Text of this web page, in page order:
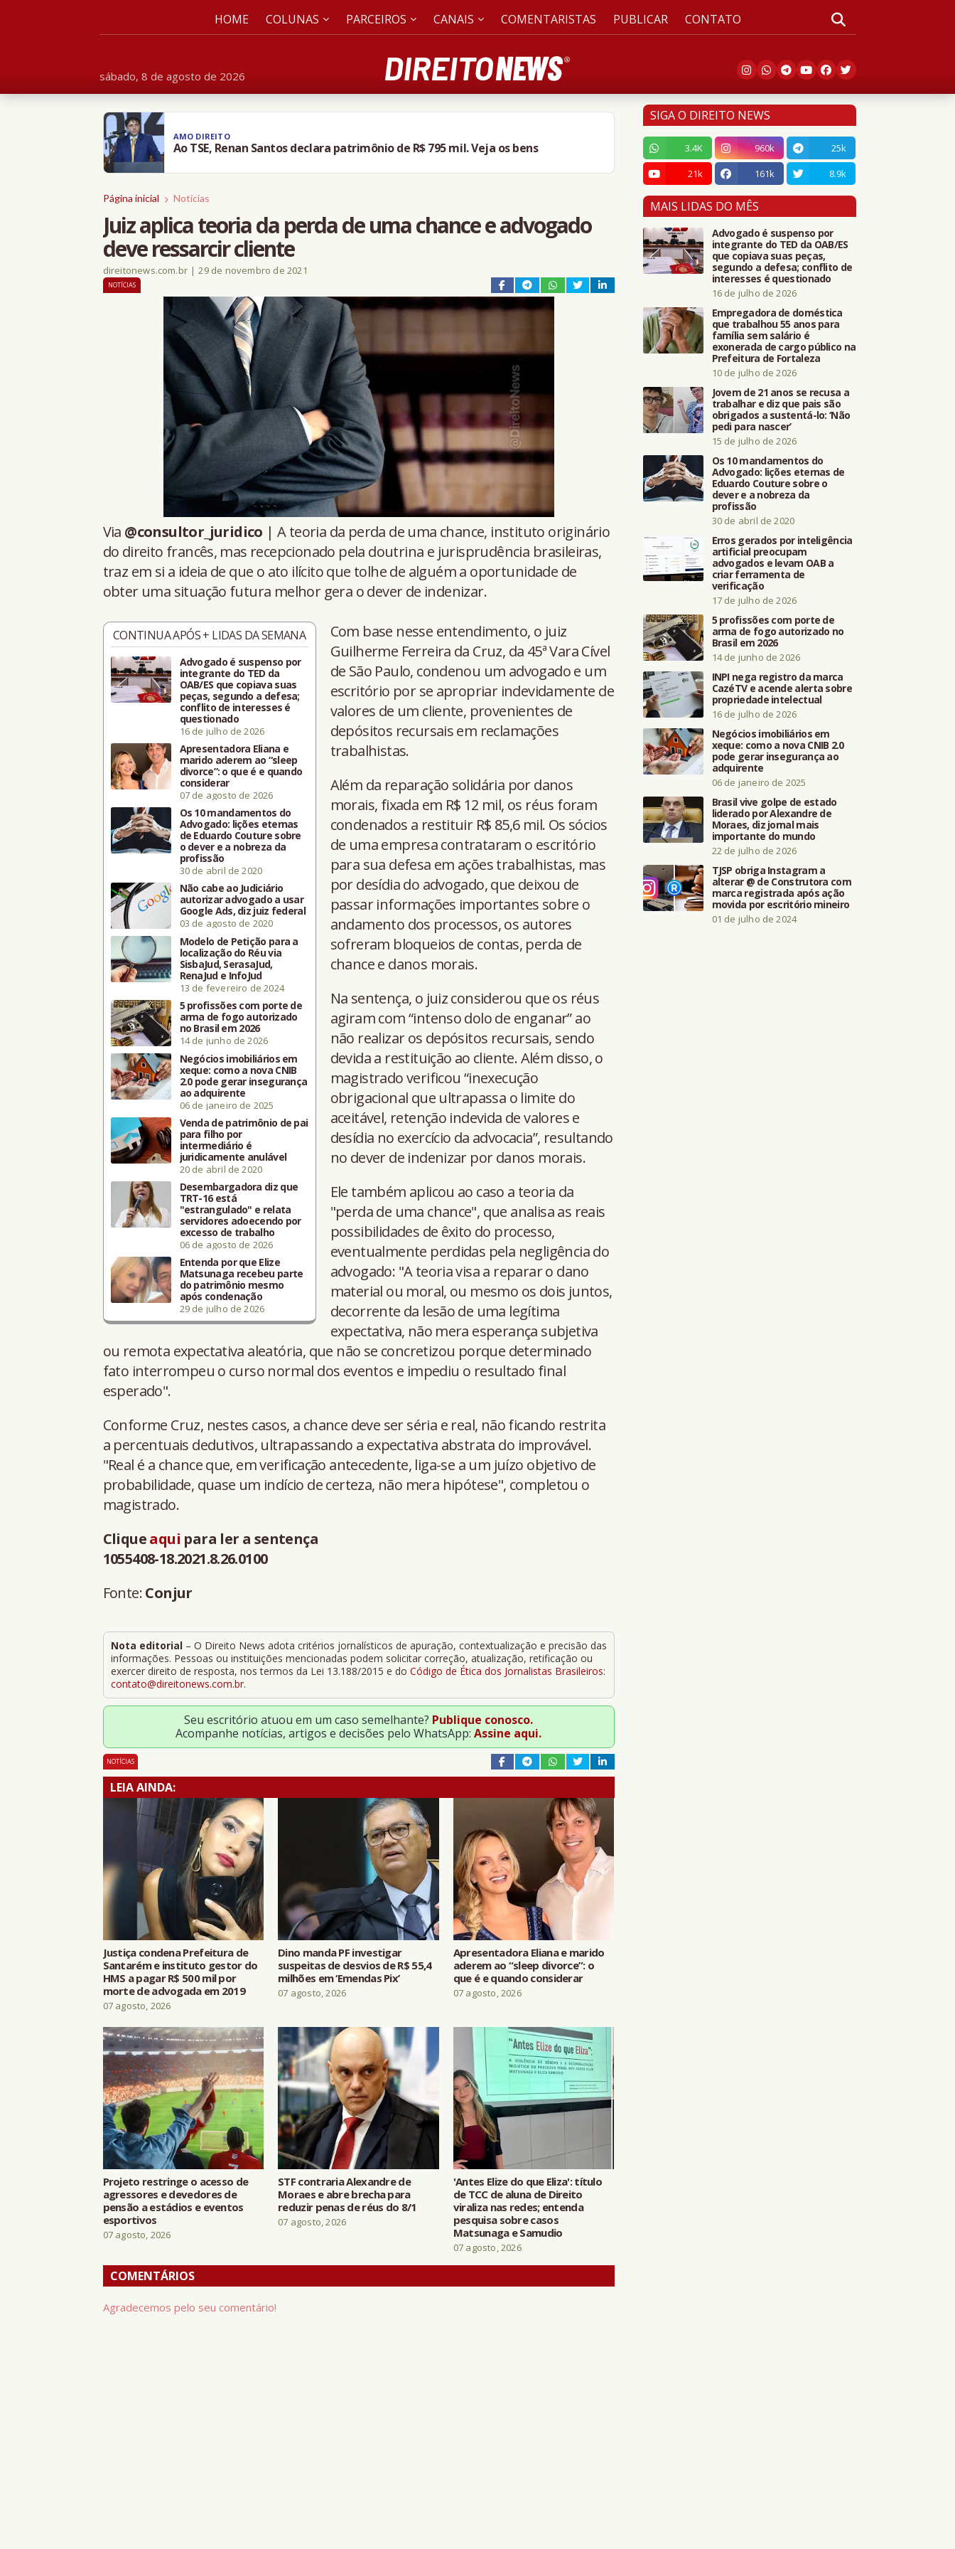
sábado, 8 de agosto de 2026
HOME COLUNAS PARCEIROS CANAIS COMENTARISTAS PUBLICAR CONTATO
AMO DIREITO
Ao TSE, Renan Santos declara patrimônio de R$ 795 mil. Veja os bens
Página inicial Notícias
Juiz aplica teoria da perda de uma chance e advogado
deve ressarcir cliente
direitonews.com.br | 29 de novembro de 2021
NOTÍCIAS
Via @consultor_juridico | A teoria da perda de uma chance, instituto originário
do direito francês, mas recepcionado pela doutrina e jurisprudência brasileiras,
traz em si a ideia de que o ato ilícito que tolhe de alguém a oportunidade de
obter uma situação futura melhor gera o dever de indenizar.
CONTINUA APÓS + LIDAS DA SEMANA
Advogado é suspenso por
integrante do TED da
OAB/ES que copiava suas
peças, segundo a defesa;
conflito de interesses é
questionado
16 de julho de 2026
Apresentadora Eliana e
marido aderem ao “sleep
divorce”: o que é e quando
considerar
07 de agosto de 2026
Os 10 mandamentos do
Advogado: lições eternas
de Eduardo Couture sobre
o dever e a nobreza da
profissão
30 de abril de 2020
Não cabe ao Judiciário
autorizar advogado a usar
Google Ads, diz juiz federal
03 de agosto de 2020
Modelo de Petição para a
localização do Réu via
SisbaJud, SerasaJud,
RenaJud e InfoJud
13 de fevereiro de 2024
5 profissões com porte de
arma de fogo autorizado
no Brasil em 2026
14 de junho de 2026
Negócios imobiliários em
xeque: como a nova CNIB
2.0 pode gerar insegurança
ao adquirente
06 de janeiro de 2025
Venda de patrimônio de pai
para filho por
intermediário é
juridicamente anulável
20 de abril de 2020
Desembargadora diz que
TRT-16 está
"estrangulado" e relata
servidores adoecendo por
excesso de trabalho
06 de agosto de 2026
Entenda por que Elize
Matsunaga recebeu parte
do patrimônio mesmo
após condenação
29 de julho de 2026
Com base nesse entendimento, o juiz
Guilherme Ferreira da Cruz, da 45ª Vara Cível
de São Paulo, condenou um advogado e um
escritório por se apropriar indevidamente de
valores de um cliente, provenientes de
depósitos recursais em reclamações
trabalhistas.
Além da reparação solidária por danos
morais, fixada em R$ 12 mil, os réus foram
condenados a restituir R$ 85,6 mil. Os sócios
de uma empresa contrataram o escritório
para sua defesa em ações trabalhistas, mas
por desídia do advogado, que deixou de
passar informações importantes sobre o
andamento dos processos, os autores
sofreram bloqueios de contas, perda de
chance e danos morais.
Na sentença, o juiz considerou que os réus
agiram com “intenso dolo de enganar” ao
não realizar os depósitos recursais, sendo
devida a restituição ao cliente. Além disso, o
magistrado verificou “inexecução
obrigacional que ultrapassa o limite do
aceitável, retenção indevida de valores e
desídia no exercício da advocacia”, resultando
no dever de indenizar por danos morais.
Ele também aplicou ao caso a teoria da
"perda de uma chance", que analisa as reais
possibilidades de êxito do processo,
eventualmente perdidas pela negligência do
advogado: "A teoria visa a reparar o dano
material ou moral, ou mesmo os dois juntos,
decorrente da lesão de uma legítima
expectativa, não mera esperança subjetiva
ou remota expectativa aleatória, que não se concretizou porque determinado
fato interrompeu o curso normal dos eventos e impediu o resultado final
esperado".
Conforme Cruz, nestes casos, a chance deve ser séria e real, não ficando restrita
a percentuais dedutivos, ultrapassando a expectativa abstrata do improvável.
"Real é a chance que, em verificação antecedente, liga-se a um juízo objetivo de
probabilidade, quase um indício de certeza, não mera hipótese", completou o
magistrado.
Cliqueaqui para ler a sentença
1055408-18.2021.8.26.0100
Fonte:Conjur
Nota editorial– O Direito News adota critérios jornalísticos de apuração, contextualização e precisão das
informações. Pessoas ou instituições mencionadas podem solicitar correção, atualização, retificação ou
exercer direito de resposta, nos termos da Lei 13.188/2015 e do Código de Ética dos Jornalistas Brasileiros:
contato@direitonews.com.br.
Seu escritório atuou em um caso semelhante? Publique conosco.
Acompanhe notícias, artigos e decisões pelo WhatsApp: Assine aqui.
NOTÍCIAS
LEIA AINDA:
Justiça condena Prefeitura de
Santarém e instituto gestor do
HMS a pagar R$ 500 mil por
morte de advogada em 2019
07 agosto, 2026
Dino manda PF investigar
suspeitas de desvios de R$ 55,4
milhões em ‘Emendas Pix’
07 agosto, 2026
Apresentadora Eliana e marido
aderem ao “sleep divorce”: o
que é e quando considerar
07 agosto, 2026
Projeto restringe o acesso de
agressores e devedores de
pensão a estádios e eventos
esportivos
07 agosto, 2026
STF contraria Alexandre de
Moraes e abre brecha para
reduzir penas de réus do 8/1
07 agosto, 2026
'Antes Elize do que Eliza': título
de TCC de aluna de Direito
viraliza nas redes; entenda
pesquisa sobre casos
Matsunaga e Samudio
07 agosto, 2026
COMENTÁRIOS
Agradecemos pelo seu comentário!
SIGA O DIREITO NEWS
3.4K 960k
25k
21k
161k 8.9k
MAIS LIDAS DO MÊS
Advogado é suspenso por
integrante do TED da OAB/ES
que copiava suas peças,
segundo a defesa; conflito de
interesses é questionado
16 de julho de 2026
Empregadora de doméstica
que trabalhou 55 anos para
família sem salário é
exonerada de cargo público na
Prefeitura de Fortaleza
10 de julho de 2026
Jovem de 21 anos se recusa a
trabalhar e diz que pais são
obrigados a sustentá-lo: ‘Não
pedi para nascer’
15 de julho de 2026
Os 10 mandamentos do
Advogado: lições eternas de
Eduardo Couture sobre o
dever e a nobreza da
profissão
30 de abril de 2020
Erros gerados por inteligência
artificial preocupam
advogados e levam OAB a
criar ferramenta de
verificação
17 de julho de 2026
5 profissões com porte de
arma de fogo autorizado no
Brasil em 2026
14 de junho de 2026
INPI nega registro da marca
CazéTV e acende alerta sobre
propriedade intelectual
16 de julho de 2026
Negócios imobiliários em
xeque: como a nova CNIB 2.0
pode gerar insegurança ao
adquirente
06 de janeiro de 2025
Brasil vive golpe de estado
liderado por Alexandre de
Moraes, diz jornal mais
importante do mundo
22 de julho de 2026
TJSP obriga Instagram a
alterar @ de Construtora com
marca registrada após ação
movida por escritório mineiro
01 de julho de 2024